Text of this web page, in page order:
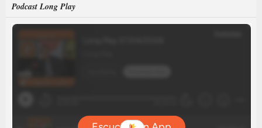
Podcast Long Play